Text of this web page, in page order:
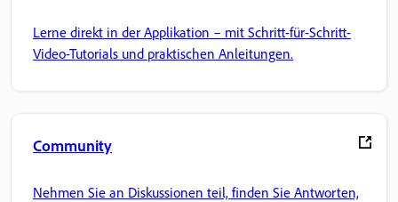
Lerne direkt in der Applikation – mit Schritt-für-Schritt-
Video-Tutorials und praktischen Anleitungen.
Community
Nehmen Sie an Diskussionen teil, finden Sie Antworten,